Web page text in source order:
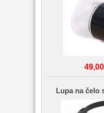
Lupa na čelo